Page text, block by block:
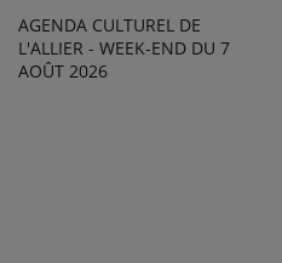
AGENDA CULTUREL DE
L'ALLIER - WEEK-END DU 7
AOÛT 2026